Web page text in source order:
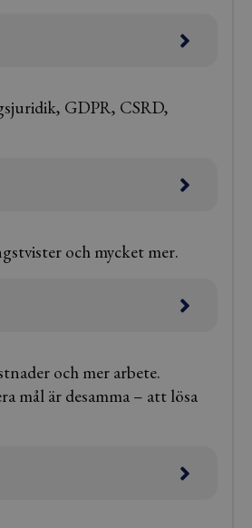
GDPR, CSRD,
och mycket mer.
och mer arbete.
mål är desamma – att lösa